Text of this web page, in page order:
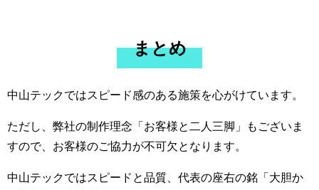
まとめ
中山テックではスピード感のある施策を心がけています。
ただし、弊社の制作理念「お客様と二人三脚」もございま
すので、お客様のご協力が不可欠となります。
中山テックではスピードと品質、代表の座右の銘「大胆か